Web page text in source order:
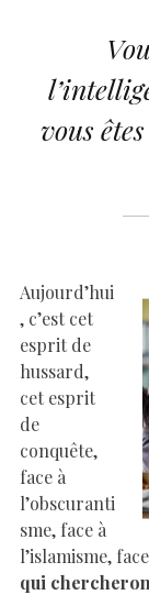
vous
Aujourd’hui
, c’est cet
esprit de
hussard,
cet esprit
de
conquête,
face à
l’obscuranti
sme, face à
l’islamisme,
qui